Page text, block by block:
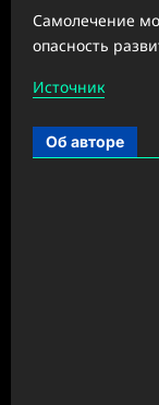
Самолечение
опасность
Источник
Об авторе